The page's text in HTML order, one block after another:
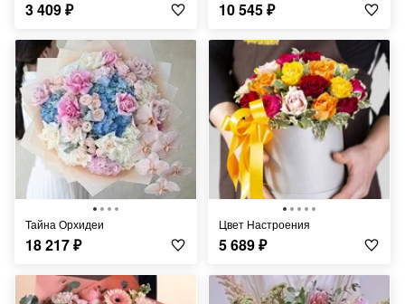
3 409₽ 10 545₽
Тайна Орхидеи
18 217₽
Цвет Настроения
5 689₽